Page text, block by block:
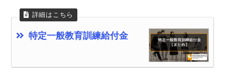
特定一般教育訓練給付金